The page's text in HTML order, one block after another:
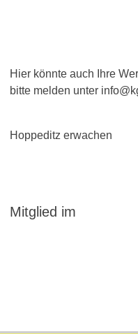
Hier könnte auch Ihre
bitte melden unter
Hoppeditz erwachen
Mitglied im